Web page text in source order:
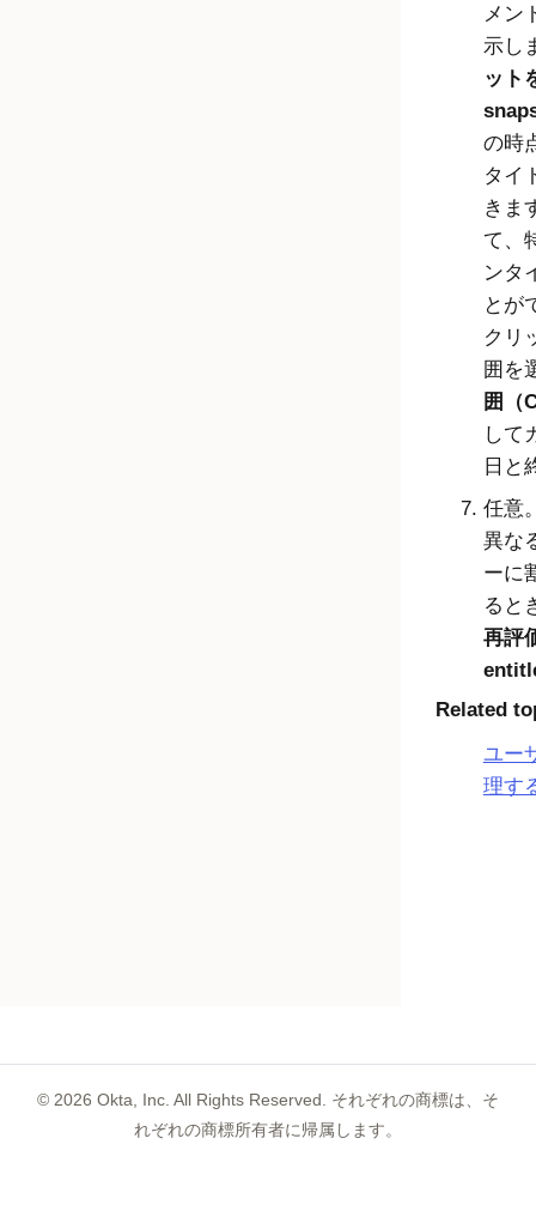
メン
示し
ット
の時
タイ
きま
て、
ンタ
とが
クリ
囲を
囲（
して
日と
任意
異な
ーに
ると
再評
Related
ユー
理す
© 2026 Okta, Inc. All Rights Reserved. それぞれの商標は、そ
れぞれの商標所有者に帰属します。